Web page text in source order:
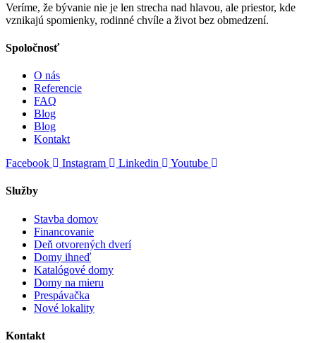
Veríme, že bývanie nie je len strecha nad hlavou, ale priestor, kde
vznikajú spomienky, rodinné chvíle a život bez obmedzení.
Spoločnosť
O nás
Referencie
FAQ
Blog
Blog
Kontakt
Facebook
Instagram Linkedin Youtube
Služby
Stavba domov
Financovanie
Deň otvorených dverí
Domy ihneď
Katalógové domy
Domy na mieru
Prespávačka
Nové lokality
Kontakt